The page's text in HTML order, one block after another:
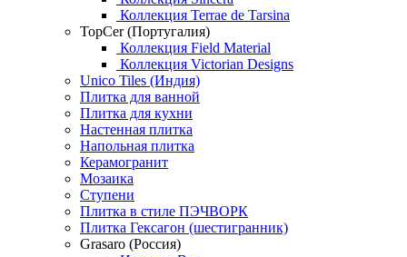
Коллекция Terrae de Tarsina
TopCer (Португалия)
Коллекция Field Material
Коллекция Victorian Designs
Unico Tiles (Индия)
Плитка для ванной
Плитка для кухни
Настенная плитка
Напольная плитка
Керамогранит
Мозаика
Ступени
Плитка в стиле ПЭЧВОРК
Плитка Гексагон (шестигранник)
Grasaro (Россия)